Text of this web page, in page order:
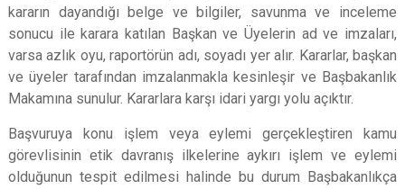
kararın dayandığı belge ve bilgiler, savunma ve inceleme
sonucu ile karara katılan Başkan ve Üyelerin ad ve imzaları,
varsa azlık oyu, raportörün adı, soyadı yer alır. Kararlar, başkan
ve üyeler tarafından imzalanmakla kesinleşir ve Başbakanlık
Makamına sunulur. Kararlara karşı idari yargı yolu açıktır.
Başvuruya konu işlem veya eylemi gerçekleştiren kamu
görevlisinin etik davranış ilkelerine aykırı işlem ve eylemi
olduğunun tespit edilmesi halinde bu durum Başbakanlıkça